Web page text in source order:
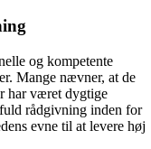
og kompetente
Mange nævner, at de
har været dygtige
rådgivning inden for
evne til at levere høj